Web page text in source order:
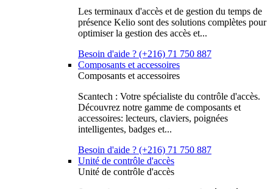
Les terminaux d'accès et de gestion du temps de
présence Kelio sont des solutions complètes pour
optimiser la gestion des accès et...
Besoin d'aide ? (+216) 71 750 887
Composants et accessoires
Composants et accessoires
Scantech : Votre spécialiste du contrôle d'accès.
Découvrez notre gamme de composants et
accessoires: lecteurs, claviers, poignées
intelligentes, badges et...
Besoin d'aide ? (+216) 71 750 887
Unité de contrôle d'accès
Unité de contrôle d'accès